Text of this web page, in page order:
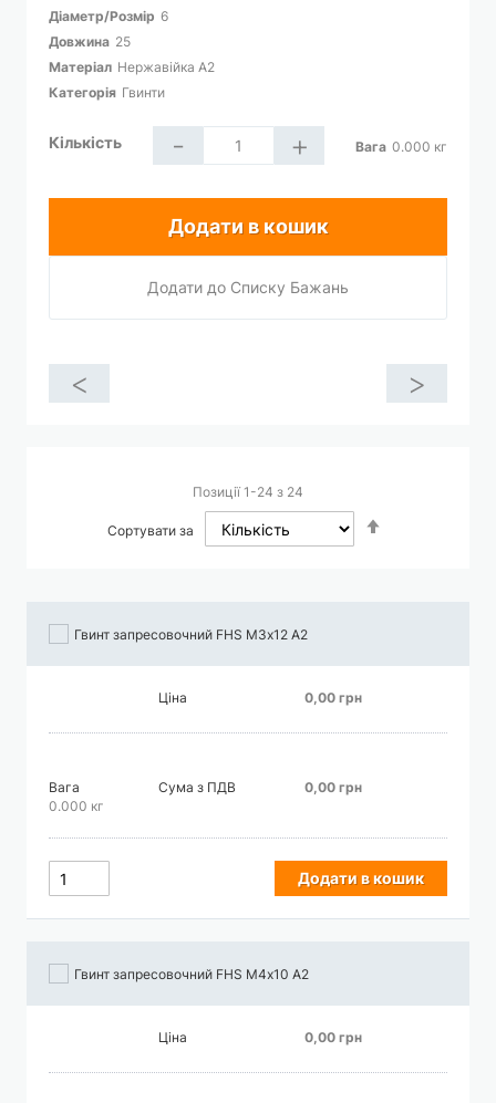
Діаметр/Розмір 6
Довжина 25
Матеріал Нержавійка A2
Категорія Гвинти
Кількість - + Вага 0.000 кг
Додати в кошик
Додати до Списку Бажань
< >
Позиції1 -24 з 24
Сортувати за
Гвинт запресовочний FHS М3х12 А2
Ціна 0,00 грн
Вага
0.000 кг
Сума з ПДВ 0,00 грн
Додати в кошик
Гвинт запресовочний FHS М4х10 А2
Ціна 0,00 грн